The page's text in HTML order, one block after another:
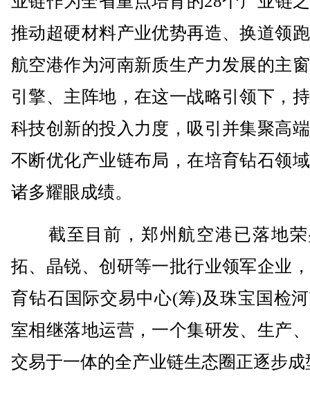
推动超硬材料产业优势再造、换道领
航空港作为河南新质生产力发展的主
引擎、主阵地，在这一战略引领下，
科技创新的投入力度，吸引并集聚高
不断优化产业链布局，在培育钻石领
诸多耀眼成绩。
截至目前，郑州航空港已落地荣
拓、晶锐、创研等一批行业领军企业
育钻石国际交易中心(筹)及珠宝国检
室相继落地运营，一个集研发、生产
交易于一体的全产业链生态圈正逐步成